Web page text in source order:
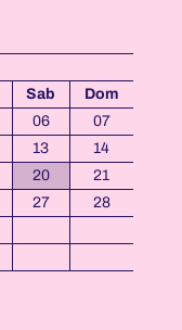
Sab
Dom
06
07
13
14
20
21
27
28